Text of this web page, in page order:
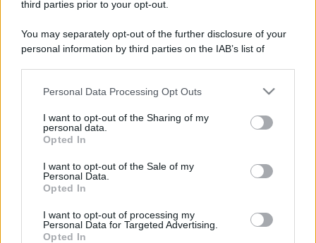
third parties prior to your opt-out.
You may separately opt-out of the further disclosure of your
personal information by third parties on the IAB’s list of
This information may also be disclosed by us to third parties
disclose it to other third parties.
Please note that this website/app uses one or more Google
services and may gather and store information including but
not limited to your visit or usage behaviour. You may click to
grant or deny consent to Google and its third-party tags to
consent section.
Personal Data Processing Opt Outs
I want to opt-out of the Sharing of my
personal data.
Opted In
I want to opt-out of the Sale of my
Personal Data.
Opted In
I want to opt-out of processing my
Personal Data for Targeted Advertising.
Opted In
ABOUT US CONTACT CAREERS PRIVACY POLICY
della Metalmeccanica, Installazione di Impianti, Automotive e
Componentistica. Nel sito é presente una sezione specifica
con le Offerte di Lavoro dedicate alle professionalità della
filiera. Metalmeccanici News non è una testata giornalistica, in
quanto viene aggiornato senza alcuna periodicità. Non può
pertanto considerarsi un prodotto editoriale ai sensi della legge